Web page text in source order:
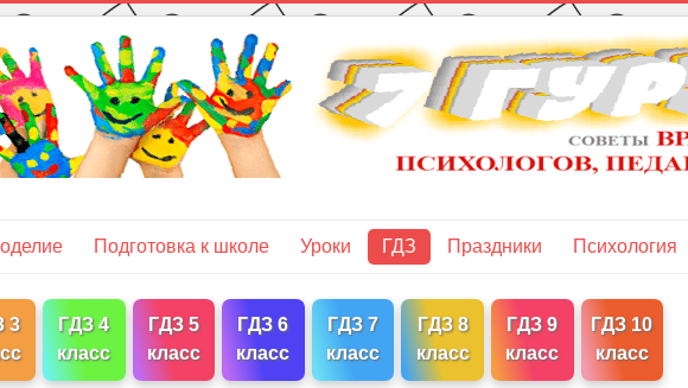
Подготовка к школе Уроки ГДЗ Праздники Психология
3
ГДЗ 4
класс
ГДЗ 5
класс
ГДЗ 6
класс
ГДЗ 7
класс
ГДЗ 8
класс
ГДЗ 9
класс
ГДЗ 10
класс